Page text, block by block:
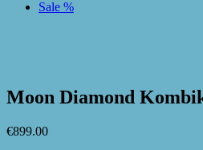
Sale %
Moon Diamond
€899.00